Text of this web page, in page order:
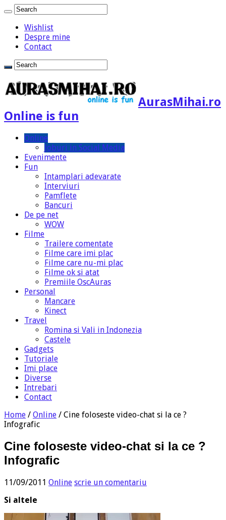
Wishlist
Despre mine
Contact
AurasMihai.ro
Online is fun
Online
Joburi in Social Media
Evenimente
Fun
Intamplari adevarate
Interviuri
Pamflete
Bancuri
De pe net
WOW
Filme
Trailere comentate
Filme care imi plac
Filme care nu-mi plac
Filme ok si atat
Premiile OscAuras
Personal
Mancare
Kinect
Travel
Romina si Vali in Indonezia
Castele
Gadgets
Tutoriale
Imi place
Diverse
Intrebari
Contact
Home / Online / Cine foloseste video-chat si la ce ?
Infografic
Cine foloseste video-chat si la ce ?
Infografic
11/09/2011 Online scrie un comentariu
Si altele